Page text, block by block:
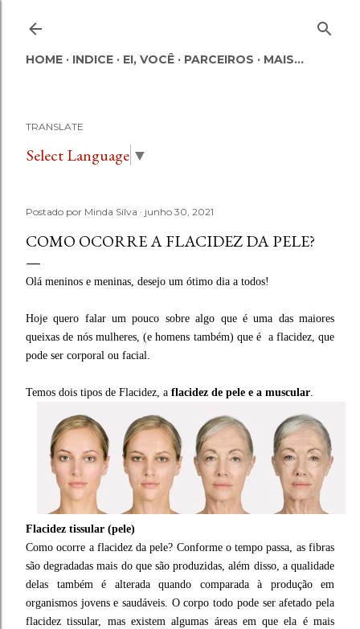
HOME INDICE EI, VOCÊ PARCEIROS MAIS…
TRANSLATE
Select Language ▼
Postado por Minda Silva junho 30, 2021
COMO OCORRE A FLACIDEZ DA PELE?
Olá meninos e meninas, desejo um ótimo dia a todos!
Hoje quero falar um pouco sobre algo que é uma das maiores
queixas de nós mulheres, (e homens também) que é a flacidez, que
pode ser corporal ou facial.
Temos dois tipos de Flacidez, a flacidez de pele e a muscular.
Flacidez tissular (pele)
Como ocorre a flacidez da pele? Conforme o tempo passa, as fibras
são degradadas mais do que são produzidas, além disso, a qualidade
delas também é alterada quando comparada à produção em
organismos jovens e saudáveis. O corpo todo pode ser afetado pela
flacidez tissular, mas existem algumas áreas em que ela é mais